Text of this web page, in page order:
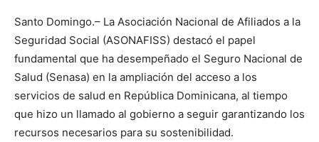
Santo Domingo.– La Asociación Nacional de Afiliados a la
Seguridad Social (ASONAFISS) destacó el papel
fundamental que ha desempeñado el Seguro Nacional de
Salud (Senasa) en la ampliación del acceso a los
servicios de salud en República Dominicana, al tiempo
que hizo un llamado al gobierno a seguir garantizando los
recursos necesarios para su sostenibilidad.